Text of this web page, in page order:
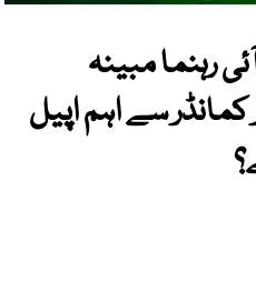
رہنما مبینہ
سے اہم اپیل